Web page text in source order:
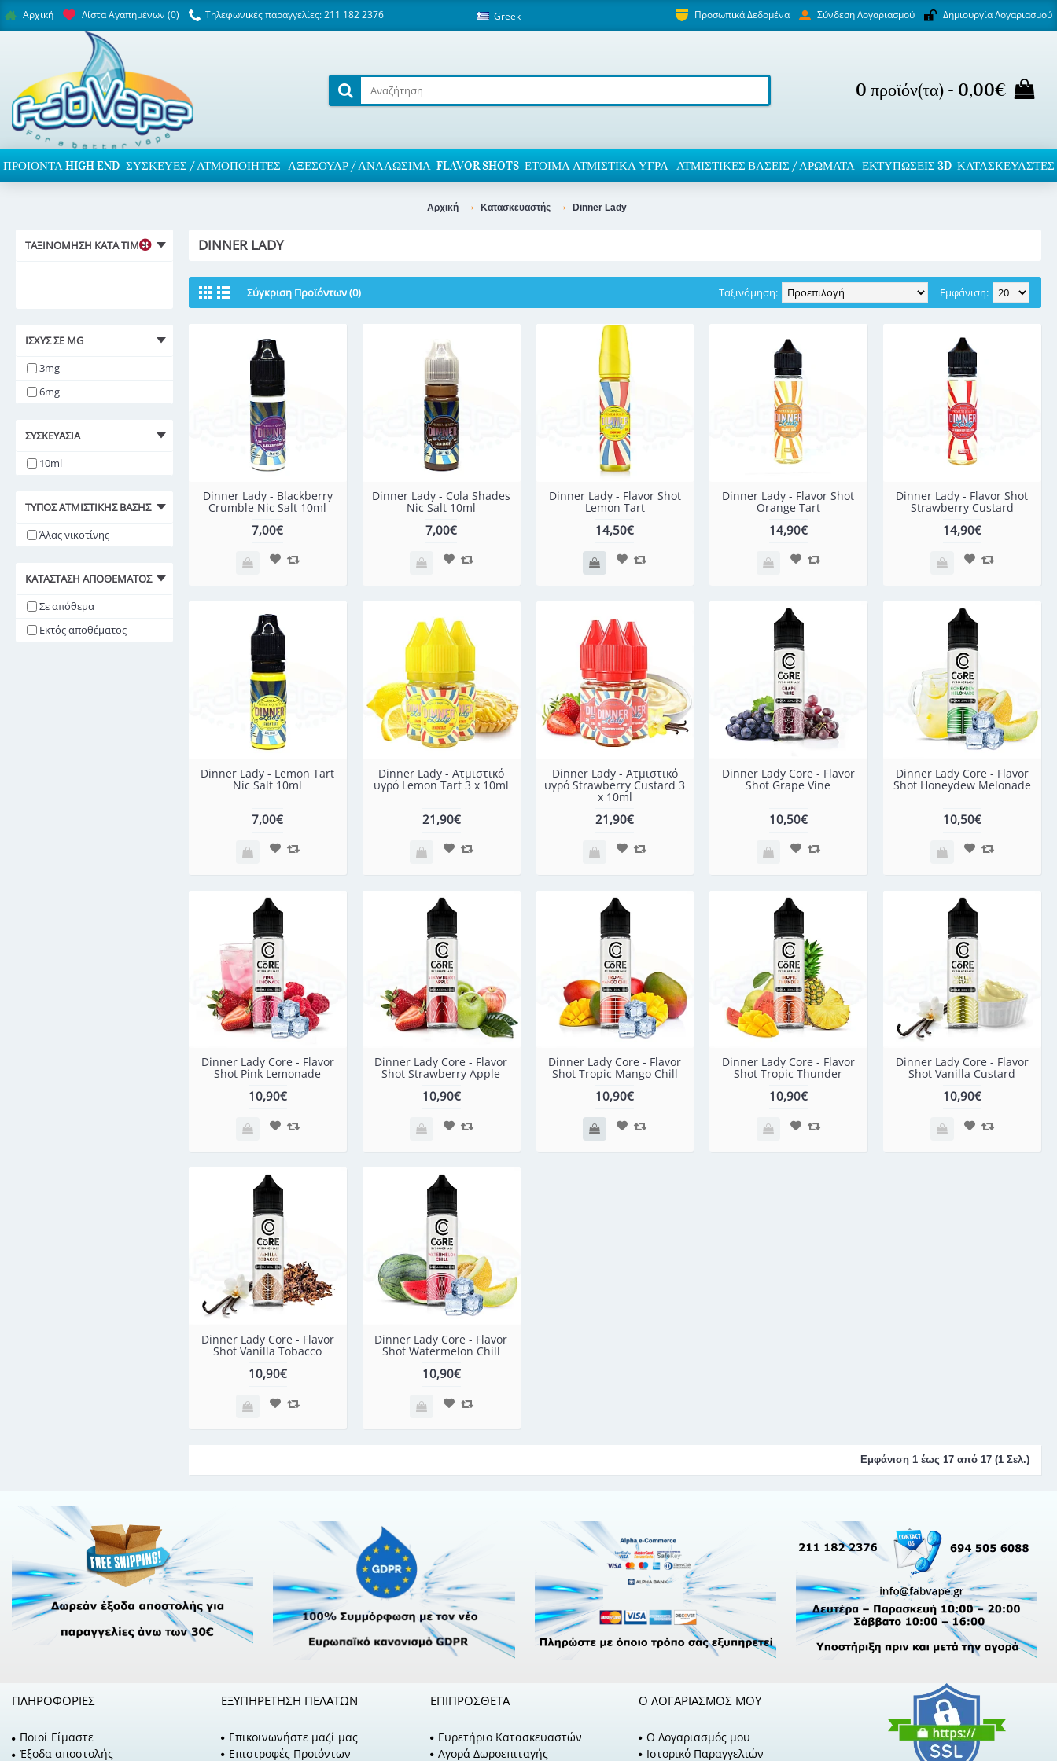
Αρχική Λίστα Αγαπημένων (0) Τηλεφωνικές παραγγελίες: 211 182 2376 Greek Προσωπικά Δεδομένα Σύνδεση Λογαριασμού Δημιουργία Λογαριασμού
0 προϊόν(τα) - 0,00€
ΠΡΟΙΌΝΤΑ HIGH END ΣΥΣΚΕΥΈΣ / ΑΤΜΟΠΟΙΗΤΈΣ ΑΞΕΣΟΥΆΡ / ΑΝΑΛΏΣΙΜΑ FLAVOR SHOTS ΈΤΟΙΜΑ ΑΤΜΙΣΤΙΚΆ ΥΓΡΆ ΑΤΜΙΣΤΙΚΈΣ ΒΆΣΕΙΣ / ΑΡΏΜΑΤΑ ΕΚΤΥΠΏΣΕΙΣ 3D ΚΑΤΑΣΚΕΥΑΣΤΕΣ
Αρχική Κατασκευαστής Dinner Lady
ΤΑΞΙΝΌΜΗΣΗ ΚΑΤΆ ΤΙΜΉ
ΙΣΧΎΣ ΣΕ MG
3mg
6mg
ΣΥΣΚΕΥΑΣΊΑ
10ml
ΤΎΠΟΣ ΑΤΜΙΣΤΙΚΉΣ ΒΆΣΗΣ
Άλας νικοτίνης
ΚΑΤΆΣΤΑΣΗ ΑΠΟΘΈΜΑΤΟΣ
Σε απόθεμα
Εκτός αποθέματος
DINNER LADY
Σύγκριση Προϊόντων (0) Εμφάνιση:
Ταξινόμηση:
Dinner Lady - Blackberry
Crumble Nic Salt 10ml
7,00€
Dinner Lady - Cola Shades
Nic Salt 10ml
7,00€
Dinner Lady - Flavor Shot
Lemon Tart
14,50€
Dinner Lady - Flavor Shot
Orange Tart
14,90€
Dinner Lady - Flavor Shot
Strawberry Custard
14,90€
Dinner Lady - Lemon Tart
Nic Salt 10ml
7,00€
Dinner Lady - Ατμιστικό
υγρό Lemon Tart 3 x 10ml
21,90€
Dinner Lady - Ατμιστικό
υγρό Strawberry Custard 3
x 10ml
21,90€
Dinner Lady Core - Flavor
Shot Grape Vine
10,50€
Dinner Lady Core - Flavor
Shot Honeydew Melonade
10,50€
Dinner Lady Core - Flavor
Shot Pink Lemonade
10,90€
Dinner Lady Core - Flavor
Shot Strawberry Apple
10,90€
Dinner Lady Core - Flavor
Shot Tropic Mango Chill
10,90€
Dinner Lady Core - Flavor
Shot Tropic Thunder
10,90€
Dinner Lady Core - Flavor
Shot Vanilla Custard
10,90€
Dinner Lady Core - Flavor
Shot Vanilla Tobacco
10,90€
Dinner Lady Core - Flavor
Shot Watermelon Chill
10,90€
Εμφάνιση 1 έως 17 από 17 (1 Σελ.)
ΠΛΗΡΟΦΟΡΊΕΣ
Ποιοί Είμαστε
Έξοδα αποστολής
ΕΞΥΠΗΡΈΤΗΣΗ ΠΕΛΑΤΏΝ
Επικοινωνήστε μαζί μας
Επιστροφές Προιόντων
ΕΠΙΠΡΌΣΘΕΤΑ
Ευρετήριο Κατασκευαστών
Αγορά Δωροεπιταγής
Ο ΛΟΓΑΡΙΑΣΜΌΣ ΜΟΥ
O Λογαριασμός μου
Ιστορικό Παραγγελιών